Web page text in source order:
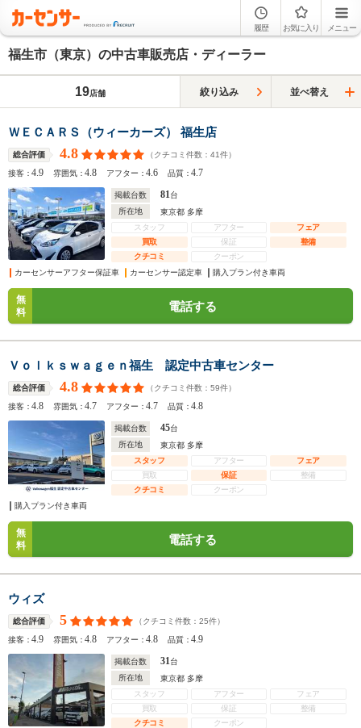
履歴 お気に入り メニュー
福生市（東京）の中古車販売店・ディーラー
19店舗 絞り込み 並べ替え
ＷＥＣＡＲＳ（ウィーカーズ） 福生店
総合評価 4.8 （クチコミ件数： 41件）
接客：4.9 雰囲気：4.8 アフター：4.6 品質：4.7
掲載台数 81台
所在地
東京都 多摩
スタッフ
アフター
フェア
買取
保証
整備
クチコミ
クーポン
カーセンサーアフター保証車
カーセンサー認定車 購入プラン付き車両
無
料
電話する
Ｖｏｌｋｓｗａｇｅｎ福生 認定中古車センター
総合評価 4.8 （クチコミ件数： 59件）
接客：4.8 雰囲気：4.7 アフター：4.7 品質：4.8
掲載台数 45台
所在地
東京都 多摩
スタッフ
アフター
フェア
買取
保証
整備
クチコミ
クーポン
購入プラン付き車両
無
料
電話する
ウィズ
総合評価 5 （クチコミ件数： 25件）
接客：4.9 雰囲気：4.8 アフター：4.8 品質：4.9
掲載台数 31台
所在地
東京都 多摩
スタッフ
アフター
フェア
買取
保証
整備
クチコミ
クーポン